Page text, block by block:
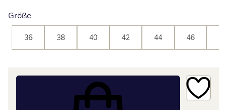
Größe
36 38 40 42 44 46